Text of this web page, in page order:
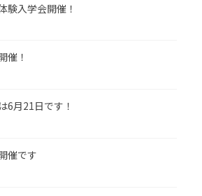
入学会開催！
催！
月21日です！
催です